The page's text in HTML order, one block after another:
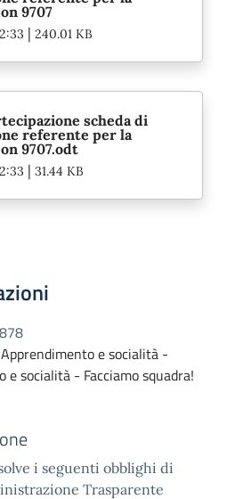
9707
| 240.01 KB
scheda di
referente per la
9707.odt
| 31.44 KB
Apprendimento e socialità -
e socialità - Facciamo squadra!
i seguenti obblighi di
Trasparente